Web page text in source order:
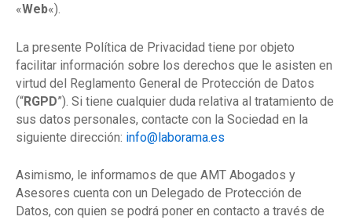
«Web«).
La presente Política de Privacidad tiene por objeto
facilitar información sobre los derechos que le asisten en
virtud del Reglamento General de Protección de Datos
(“RGPD”). Si tiene cualquier duda relativa al tratamiento de
sus datos personales, contacte con la Sociedad en la
siguiente dirección: info@laborama.es
Asimismo, le informamos de que AMT Abogados y
Asesores cuenta con un Delegado de Protección de
Datos, con quien se podrá poner en contacto a través de